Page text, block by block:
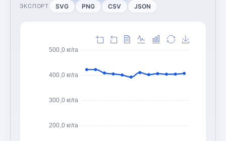
ЭКСПОРТ SVG PNG CSV JSON
200,0 кг/га
300,0 кг/га
400,0 кг/га
500,0 кг/га